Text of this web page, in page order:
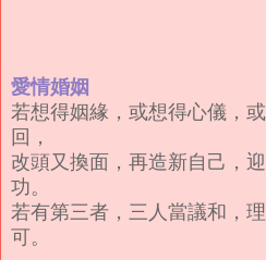
愛情婚姻
若想得姻緣，或想得心儀，
回，
改頭又換面，再造新自己，
功。
若有第三者，三人當議和，
可。